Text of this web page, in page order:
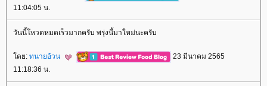
11:04:05 น.
วันนี้โหวตหมดเร็วมากครับ พรุ่งนี้มาใหม่นะครับ
ดย: ทนายอ้วน
23 มีนาคม 2565
11:18:36 น.